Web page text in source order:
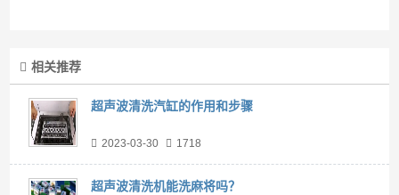
相关推荐
超声波清洗汽缸的作用和步骤
2023-03-30 1718
超声波清洗机能洗麻将吗？